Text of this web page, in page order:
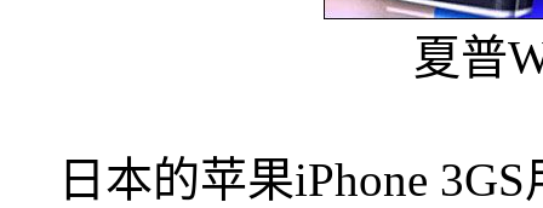
夏普
日本的苹果iPhone